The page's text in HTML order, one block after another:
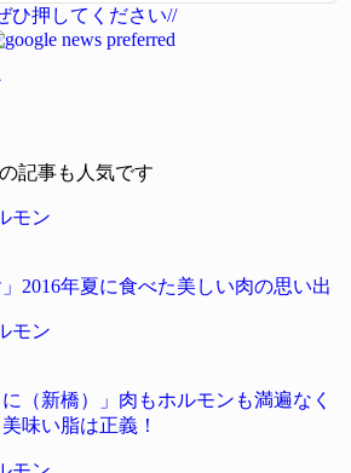
ひ押してください//
モン
」2016年夏に食べた美しい肉の思い出
モン
に（新橋）」肉もホルモンも満遍なく
味い脂は正義！